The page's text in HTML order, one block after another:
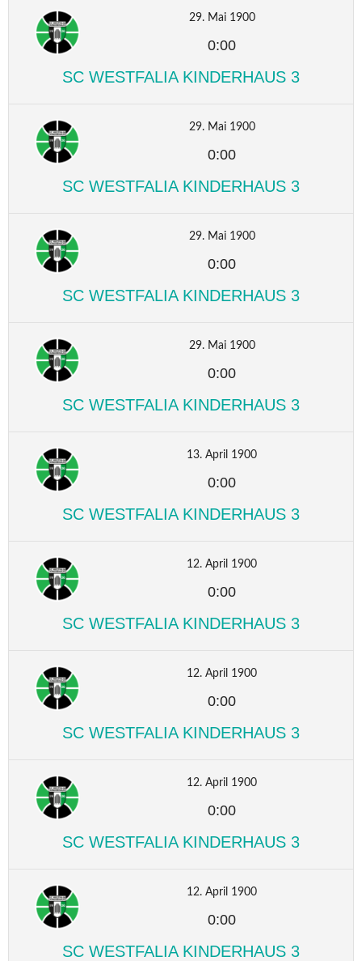
29. Mai 1900
0:00
SC WESTFALIA KINDERHAUS 3
29. Mai 1900
0:00
SC WESTFALIA KINDERHAUS 3
29. Mai 1900
0:00
SC WESTFALIA KINDERHAUS 3
29. Mai 1900
0:00
SC WESTFALIA KINDERHAUS 3
13. April 1900
0:00
SC WESTFALIA KINDERHAUS 3
12. April 1900
0:00
SC WESTFALIA KINDERHAUS 3
12. April 1900
0:00
SC WESTFALIA KINDERHAUS 3
12. April 1900
0:00
SC WESTFALIA KINDERHAUS 3
12. April 1900
0:00
SC WESTFALIA KINDERHAUS 3